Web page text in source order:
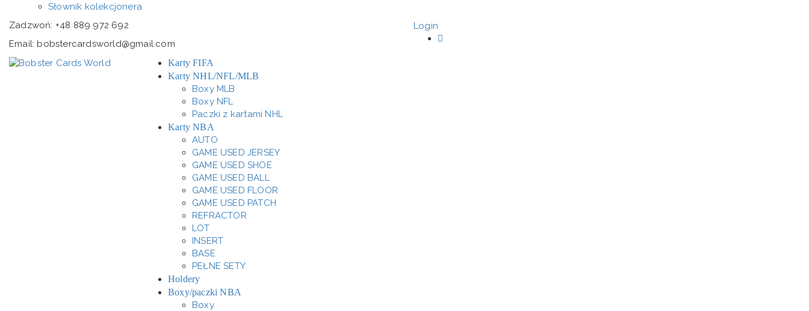
Słownik kolekcjonera
Zadzwoń: +48 889 972 692
Email: bobstercardsworld@gmail.com
Login
Karty FIFA
Karty NHL/NFL/MLB
Boxy MLB
Boxy NFL
Paczki z kartami NHL
Karty NBA
AUTO
GAME USED JERSEY
GAME USED SHOE
GAME USED BALL
GAME USED FLOOR
GAME USED PATCH
REFRACTOR
LOT
INSERT
BASE
PEŁNE SETY
Holdery
Boxy/paczki NBA
Boxy